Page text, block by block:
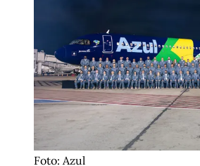
Foto: Azul